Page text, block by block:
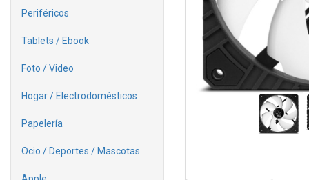
Periféricos
Tablets / Ebook
Foto / Video
Hogar / Electrodomésticos
Papelería
Ocio / Deportes / Mascotas